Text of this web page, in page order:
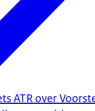
ATR over